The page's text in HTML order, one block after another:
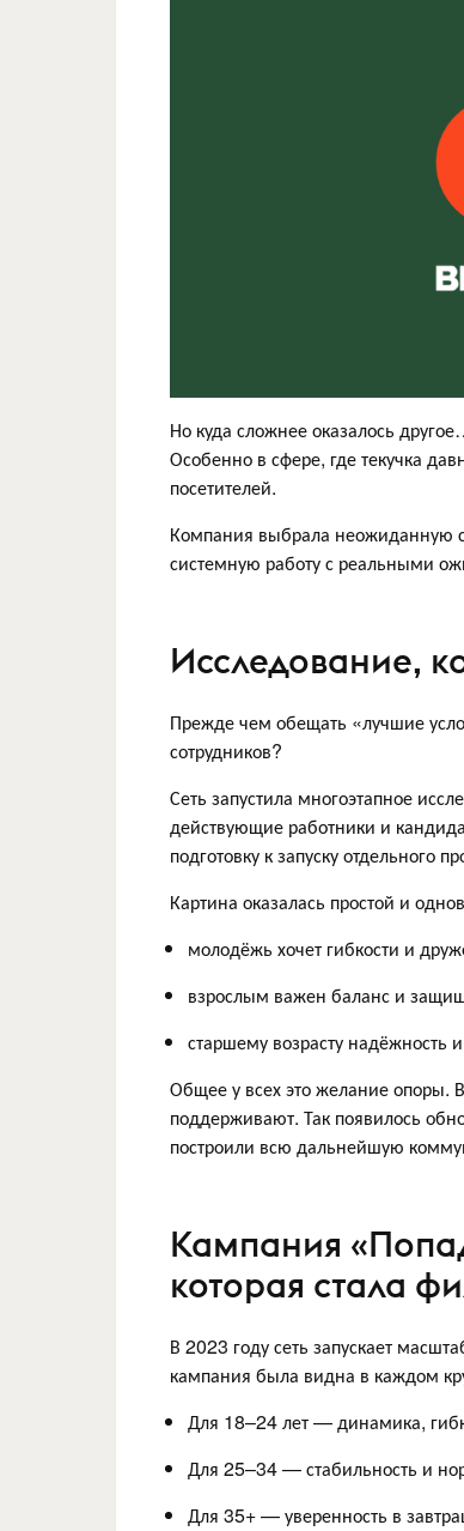
Но куда сложнее оказалось
Особенно в сфере, где текучка
посетителей.
Компания выбрала неожиданную
системную работу с реальными
Исследование,
Прежде чем обещать «лучшие
сотрудников?
Сеть запустила многоэтапное
действующие работники и
подготовку к запуску отдельного
Картина оказалась простой и
молодёжь хочет гибкости и
взрослым важен баланс и
старшему возрасту надёжность
Общее у всех это желание опоры.
поддерживают. Так появилось
построили всю дальнейшую
Кампания
которая стала
В 2023 году сеть запускает
кампания была видна в каждом
Для 18–24 лет — динамика,
Для 25–34 — стабильность и
Для 35+ — уверенность в